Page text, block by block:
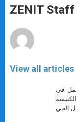
p
p
g
e
o
k
ZENIT Staff
View all articles
في